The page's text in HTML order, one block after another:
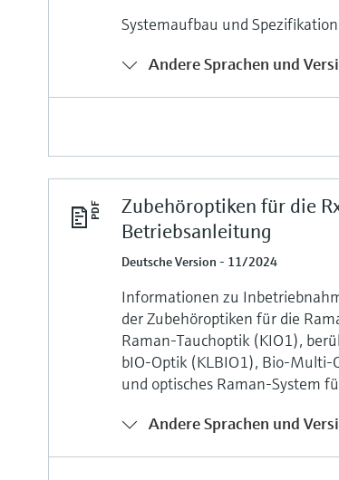
Systemaufbau und
Andere Sprachen und
Zubehöroptiken für die
Betriebsanleitung
Deutsche Version - 11/2024
Informationen zu
der Zubehöroptiken für die
Raman-Tauchoptik (KIO1),
bIO-Optik (KLBIO1), Bio-Multi-
und optisches Raman-System
Andere Sprachen und